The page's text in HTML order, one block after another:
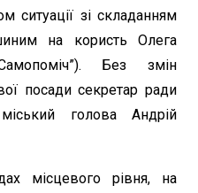
ситуації зі складанням
на користь Олега
Без змін
посади секретар ради
голова Андрій
місцевого рівня, на